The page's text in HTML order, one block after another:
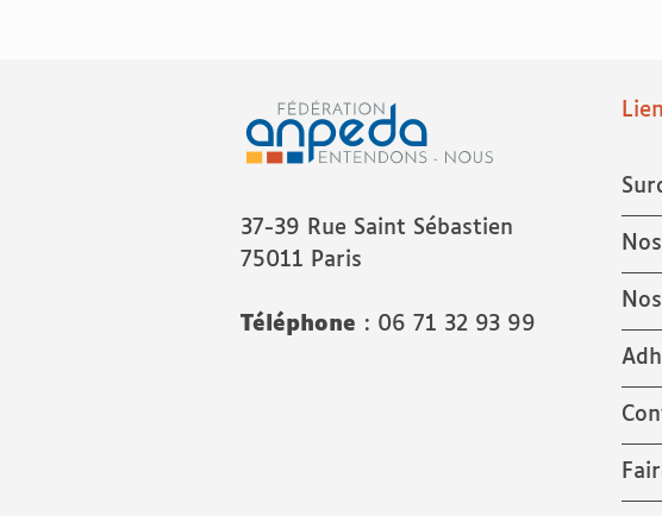
37-39 Rue Saint Sébastien
75011 Paris
Téléphone : 06 71 32 93 99